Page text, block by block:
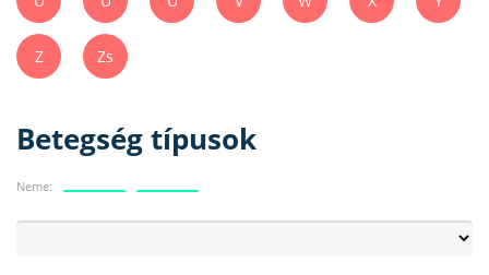
Z Zs
Betegség típusok
Neme: